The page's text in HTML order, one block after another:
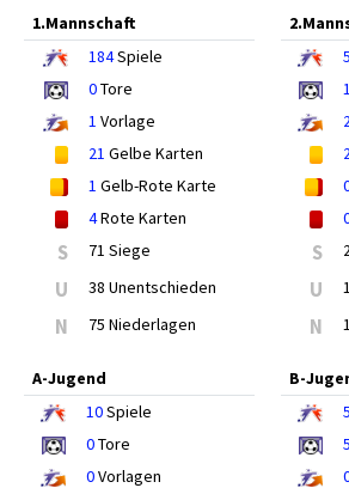
1.Mannschaft
184Spiele
0Tore
1 Vorlage
21 Gelbe Karten
1 Gelb-Rote Karte
4Rote Karten
S 71 Siege
U 38 Unentschieden
N 75 Niederlagen
1
S
U
N
A-Jugend
10Spiele
0Tore
0Vorlagen
B-
5